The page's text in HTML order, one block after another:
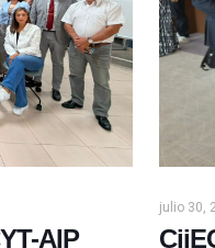
AIP
julio 30,